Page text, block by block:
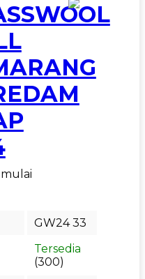
GW24 33
Tersedia
(300)